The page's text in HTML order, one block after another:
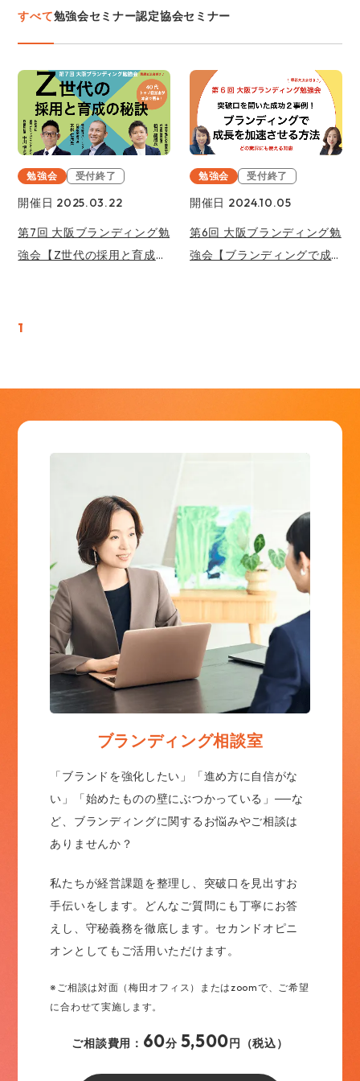
すべて勉強会セミナー認定協会セミナー
勉強会 受付終了
開催日 2025.03.22
第7回 大阪ブランディング勉
強会【Z世代の採用と育成の
勉強会 受付終了
開催日 2024.10.05
第6回 大阪ブランディング勉
強会【ブランディングで成
1
ブランディング相談室
「ブランドを強化したい」「進め方に自信がな
い」「始めたものの壁にぶつかっている」──な
ど、ブランディングに関するお悩みやご相談は
ありませんか？
私たちが経営課題を整理し、突破口を見出すお
手伝いをします。どんなご質問にも丁寧にお答
えし、守秘義務を徹底します。セカンドオピニ
オンとしてもご活用いただけます。
※ご相談は対面（梅田オフィス）またはzoomで、ご希望
に合わせて実施します。
ご相談費用： 60分 5,500円（税込）